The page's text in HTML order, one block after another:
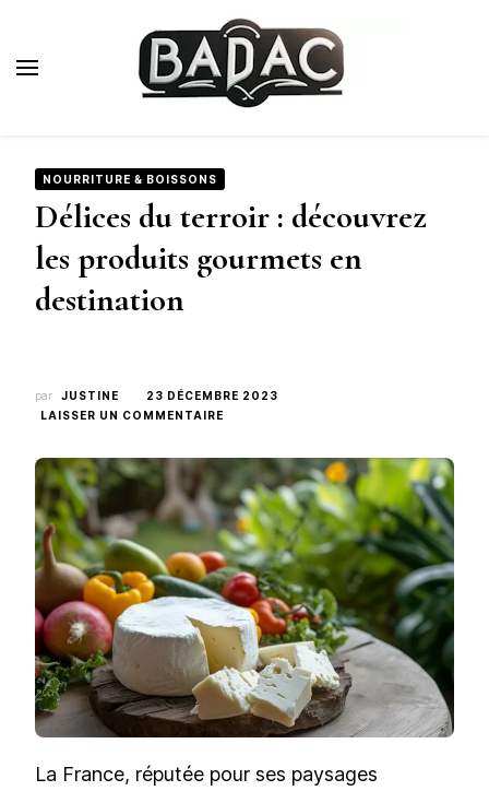
NOURRITURE & BOISSONS
Délices du terroir : découvrez
les produits gourmets en
destination
par JUSTINE
23 DÉCEMBRE 2023
LAISSER UN COMMENTAIRE
TERROIR
DÉCOUVREZ
LES
PRODUITS
GOURMETS
EN
DESTINATION
La France, réputée pour ses paysages